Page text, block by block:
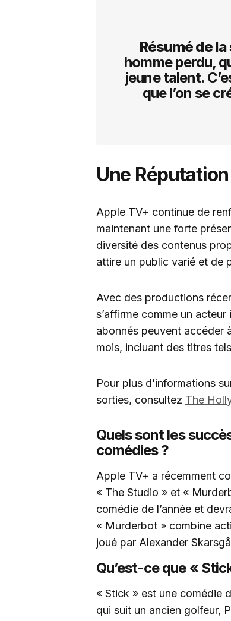
Résumé de
homme perdu,
jeune talent.
que l’on se
Une
Apple TV+ continue de
maintenant une forte
diversité des contenus
attire un public varié et de
Avec des productions
s’affirme comme un
abonnés peuvent accéder
mois, incluant des titres
Pour plus d’informations
sorties, consultez The
Quels sont les
comédies ?
Apple TV+ a récemment
« The Studio » et «
comédie de l’année et
« Murderbot » combine
joué par Alexander
Qu’est-ce que «
« Stick » est une comédie
qui suit un ancien golfeur,